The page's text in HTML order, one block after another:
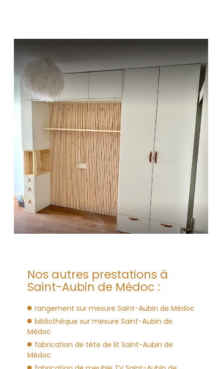
Nos autres prestations à
Saint-Aubin de Médoc :
rangement sur mesure Saint-Aubin de Médoc
bibliothèque sur mesure Saint-Aubin de
Médoc
fabrication de tête de lit Saint-Aubin de
Médoc